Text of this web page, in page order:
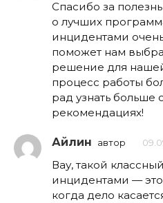
Спасибо за
о лучших
инцидентами очень
поможет нам
решение для
процесс работы
рад узнать больше
рекомендациях!
Айлин автор
Вау, такой
инцидентами —
когда дело